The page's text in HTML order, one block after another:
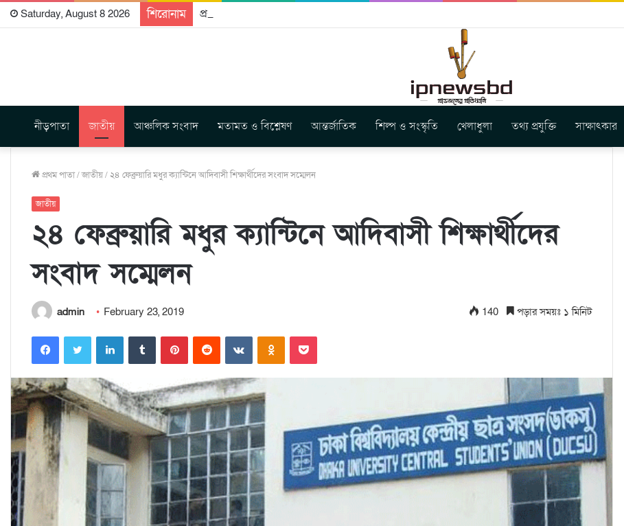
Saturday, August 8 2026 শিরোনাম প্রকাশিত হতে যাচ্ছে দি রাবুগার নতুন গান ‘Baljanggi’
নীড়পাতা জাতীয় আঞ্চলিক সংবাদ মতামত ও বিশ্লেষণ আন্তর্জাতিক শিল্প ও সংস্কৃতি খেলাধুলা তথ্য প্রযুক্তি সাক্ষাৎকার
প্রথম পাতা/জাতীয়/ ২৪ ফেব্রুয়ারি মধুর ক্যান্টিনে আদিবাসী শিক্ষার্থীদের সংবাদ সম্মেলন
জাতীয়
২৪ ফেব্রুয়ারি মধুর ক্যান্টিনে আদিবাসী শিক্ষার্থীদের
সংবাদ সম্মেলন
admin February 23, 2019 140 পড়ার সময়ঃ ১ মিনিট